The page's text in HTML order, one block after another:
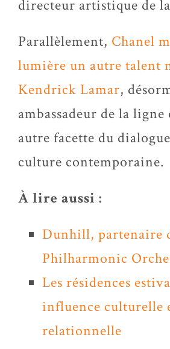
directeur artistique de
Parallèlement, Chanel
lumière un autre talent
Kendrick Lamar,
ambassadeur de la ligne
autre facette du
culture contemporaine.
À lire aussi :
Dunhill, partenaire
Philharmonic
Les résidences
influence culturelle
relationnelle